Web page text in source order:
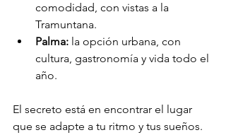
comodidad, con vistas a la
Tramuntana.
Palma: la opción urbana, con
cultura, gastronomía y vida todo el
año.
El secreto está en encontrar el lugar
que se adapte a tu ritmo y tus sueños.